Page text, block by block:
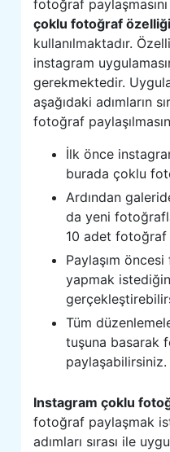
fotoğraf paylaşmasını
çoklu fotoğraf özelliği
kullanılmaktadır.
instagram
gerekmektedir.
aşağıdaki adımların
fotoğraf
İlk önce
burada çoklu
Ardından
da yeni
10 adet fotoğraf
Paylaşım
yapmak
Tüm
tuşuna basarak
paylaşabilirsiniz.
Instagram çoklu
fotoğraf paylaşmak
adımları sırası ile